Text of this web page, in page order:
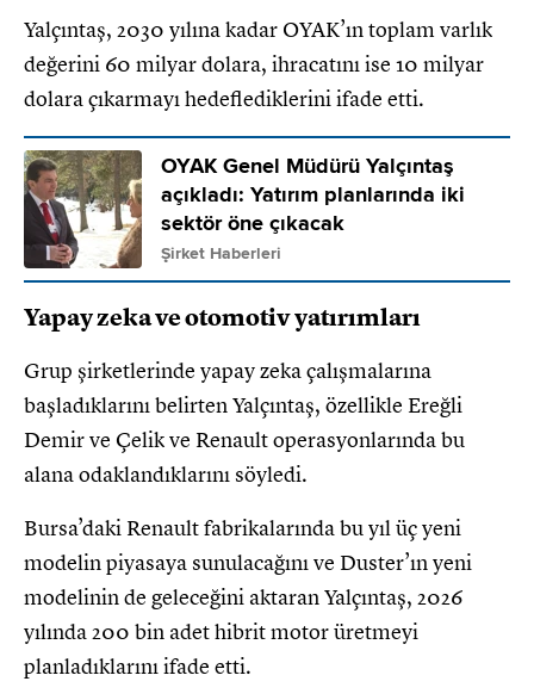
Yalçıntaş, 2030 yılına kadar OYAK’ın toplam varlık
değerini 60 milyar dolara, ihracatını ise 10 milyar
dolara çıkarmayı hedeflediklerini ifade etti.
OYAK Genel Müdürü Yalçıntaş
açıkladı: Yatırım planlarında iki
sektör öne çıkacak
Şirket Haberleri
Yapay zeka ve otomotiv yatırımları
Grup şirketlerinde yapay zeka çalışmalarına
başladıklarını belirten Yalçıntaş, özellikle Ereğli
Demir ve Çelik ve Renault operasyonlarında bu
alana odaklandıklarını söyledi.
Bursa’daki Renault fabrikalarında bu yıl üç yeni
modelin piyasaya sunulacağını ve Duster’ın yeni
modelinin de geleceğini aktaran Yalçıntaş, 2026
yılında 200 bin adet hibrit motor üretmeyi
planladıklarını ifade etti.